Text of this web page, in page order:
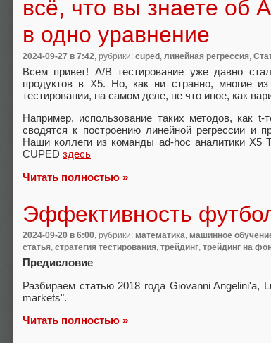
всё, что вы знаете об
в одно уравнение
2024-09-27 в 7:42 , рубрики: cuped линейная регрессия
Всем привет! A/B тестирование уже давно
продуктов в X5. Но, как ни странно, многие
тестировании, на самом деле, не что иное, как
Например, использование таких методов, как
сводятся к построению линейной регрессии и
Наши коллеги из команды ad-hoc аналитики Х5
CUPED здесь
Читать полностью »
Эффективность
2024-09-20 в 6:00 , рубрики: математика машинное
статья стратегия тестирования трейдинг трейдинг на
Предисловие
Разбираем статью 2018 года Giovanni Angelini'a,
markets".
Читать полностью »